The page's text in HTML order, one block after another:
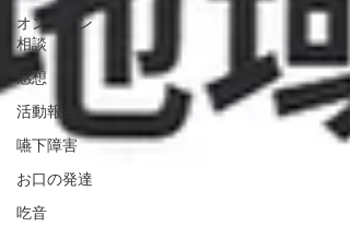
オンライン
相談
感想
活動報告
嚥下障害
お口の発達
吃音